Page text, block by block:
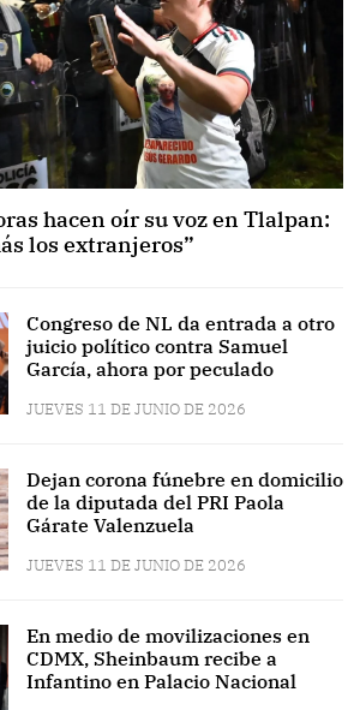
hacen oír su voz en Tlalpan:
los extranjeros”
Congreso de NL da entrada a otro
juicio político contra Samuel
García, ahora por peculado
JUEVES 11 DE JUNIO DE 2026
Dejan corona fúnebre en domicilio
de la diputada del PRI Paola
Gárate Valenzuela
JUEVES 11 DE JUNIO DE 2026
En medio de movilizaciones en
CDMX, Sheinbaum recibe a
Infantino en Palacio Nacional